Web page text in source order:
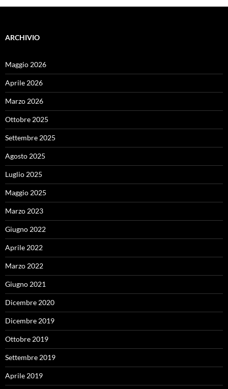
ARCHIVIO
Maggio 2026
Aprile 2026
Marzo 2026
Ottobre 2025
Settembre 2025
Agosto 2025
Luglio 2025
Maggio 2025
Marzo 2023
Giugno 2022
Aprile 2022
Marzo 2022
Giugno 2021
Dicembre 2020
Dicembre 2019
Ottobre 2019
Settembre 2019
Aprile 2019